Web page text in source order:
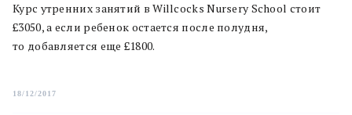
Курс утренних занятий в Willcocks Nursery School стоит
£3050, а если ребенок остается после полудня,
то добавляется еще £1800.
18/12/2017